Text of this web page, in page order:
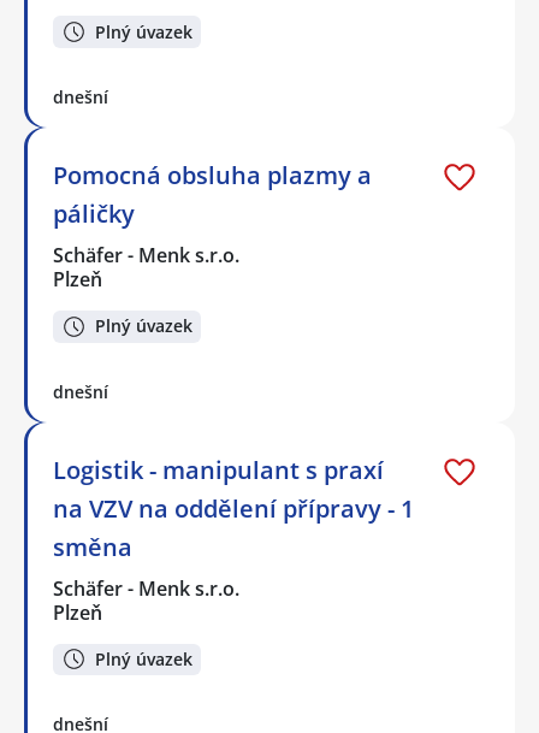
Plný úvazek
dnešní
Pomocná obsluha plazmy a
páličky
Schäfer - Menk s.r.o.
Plzeň
Plný úvazek
dnešní
Logistik - manipulant s praxí
na VZV na oddělení přípravy - 1
směna
Schäfer - Menk s.r.o.
Plzeň
Plný úvazek
dnešní